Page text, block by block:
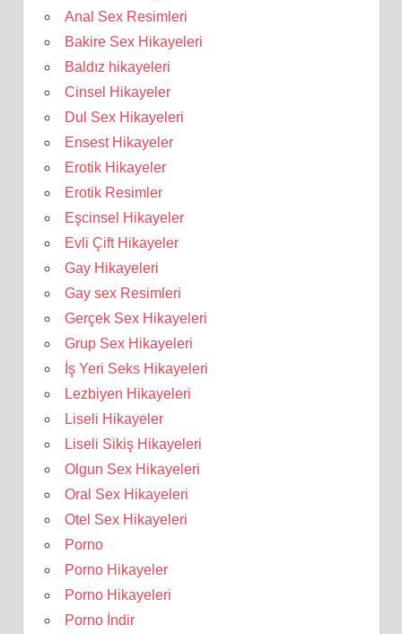
Anal Sex Resimleri
Bakire Sex Hikayeleri
Baldız hikayeleri
Cinsel Hikayeler
Dul Sex Hikayeleri
Ensest Hikayeler
Erotik Hikayeler
Erotik Resimler
Eşcinsel Hikayeler
Evli Çift Hikayeler
Gay Hikayeleri
Gay sex Resimleri
Gerçek Sex Hikayeleri
Grup Sex Hikayeleri
İş Yeri Seks Hikayeleri
Lezbiyen Hikayeleri
Liseli Hikayeler
Liseli Sikiş Hikayeleri
Olgun Sex Hikayeleri
Oral Sex Hikayeleri
Otel Sex Hikayeleri
Porno
Porno Hikayeler
Porno Hikayeleri
Porno İndir